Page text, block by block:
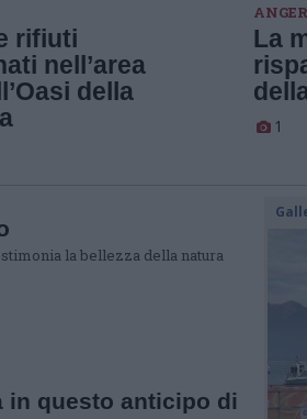
rifiuti
nell’area
della
La
1
la bellezza della natura
in questo anticipo di